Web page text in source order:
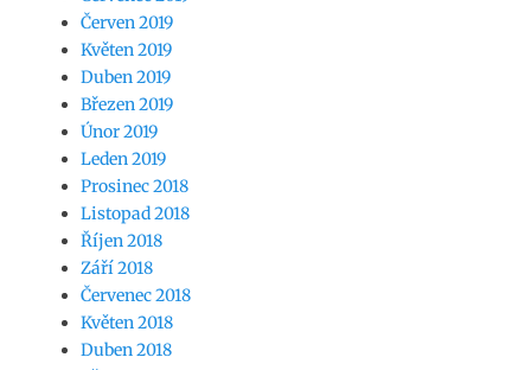
Červen 2019
Květen 2019
Duben 2019
Březen 2019
Únor 2019
Leden 2019
Prosinec 2018
Listopad 2018
Říjen 2018
Září 2018
Červenec 2018
Květen 2018
Duben 2018